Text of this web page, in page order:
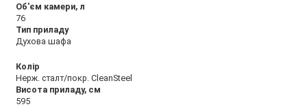
Об'єм камери, л
76
Тип приладу
Духова шафа
Колір
Нерж. сталт/покр. CleanSteel
Висота приладу, см
595